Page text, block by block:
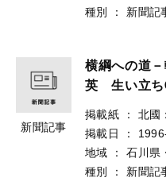
種別
： 新聞記
新聞記事
横綱への道
英 生い立
掲載紙 ：
北國
掲載日
：
地域
：
石川県
種別
： 新聞記